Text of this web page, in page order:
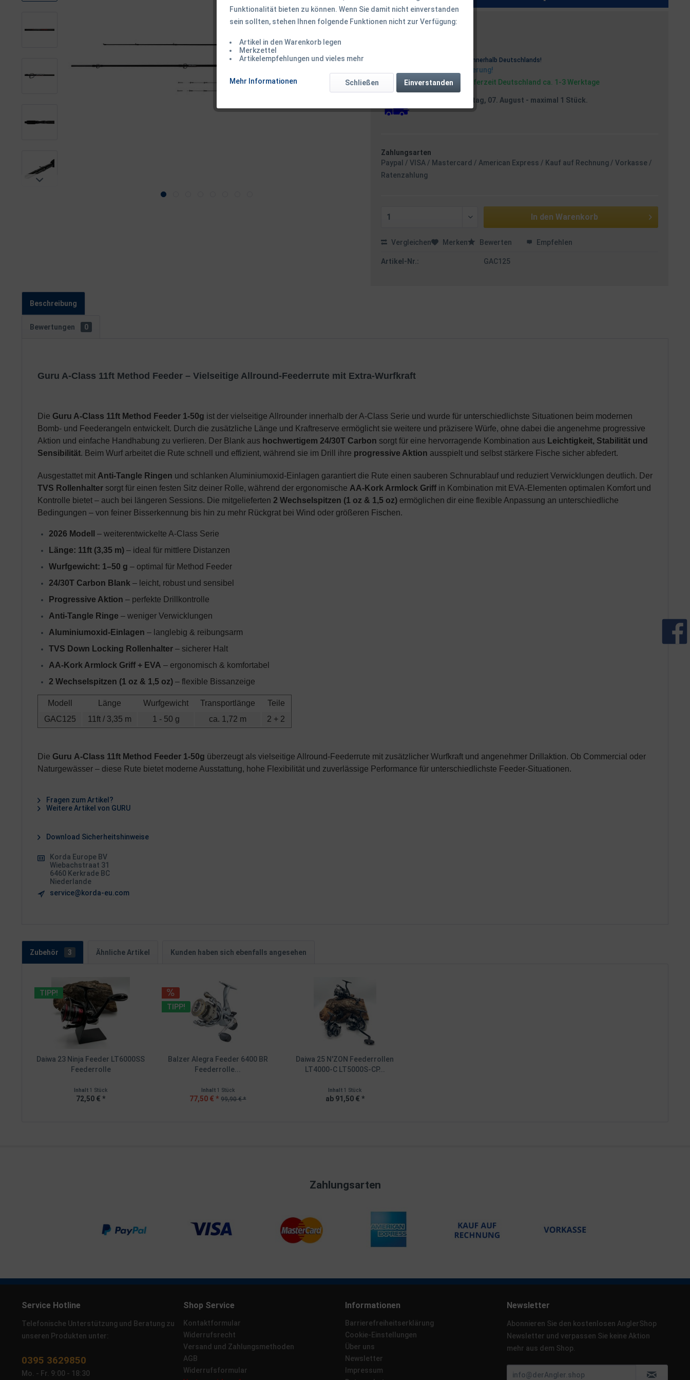
87,50 € *
innerhalb Deutschlands!
Versandkostenfreie Lieferung!
Sofort versandfertig, Lieferzeit Deutschland ca. 1-3 Werktage
Versand am Freitag, 07. August - maximal 1 Stück.
Zahlungsarten
Paypal / VISA / Mastercard / American Express / Kauf auf Rechnung / Vorkasse /
Ratenzahlung
In den Warenkorb
Vergleichen Merken Bewerten Empfehlen
Artikel-Nr.: GAC125
Beschreibung
Bewertungen 0
Guru A-Class 11ft Method Feeder – Vielseitige Allround-Feederrute mit Extra-Wurfkraft
Die Guru A-Class 11ft Method Feeder 1-50g ist der vielseitige Allrounder innerhalb der A-Class Serie und wurde für unterschiedlichste Situationen beim modernen
Bomb- und Feederangeln entwickelt. Durch die zusätzliche Länge und Kraftreserve ermöglicht sie weitere und präzisere Würfe, ohne dabei die angenehme progressive
Aktion und einfache Handhabung zu verlieren. Der Blank aus hochwertigem 24/30T Carbon sorgt für eine hervorragende Kombination aus Leichtigkeit, Stabilität und
Sensibilität. Beim Wurf arbeitet die Rute schnell und effizient, während sie im Drill ihre progressive Aktion ausspielt und selbst stärkere Fische sicher abfedert.
Ausgestattet mit Anti-Tangle Ringen und schlanken Aluminiumoxid-Einlagen garantiert die Rute einen sauberen Schnurablauf und reduziert Verwicklungen deutlich. Der
TVS Rollenhalter sorgt für einen festen Sitz deiner Rolle, während der ergonomische AA-Kork Armlock Griff in Kombination mit EVA-Elementen optimalen Komfort und
Kontrolle bietet – auch bei längeren Sessions. Die mitgelieferten 2 Wechselspitzen (1 oz & 1,5 oz) ermöglichen dir eine flexible Anpassung an unterschiedliche
Bedingungen – von feiner Bisserkennung bis hin zu mehr Rückgrat bei Wind oder größeren Fischen.
2026 Modell
– weiterentwickelte A-Class Serie
Länge: 11ft (3,35 m) – ideal für mittlere Distanzen
Wurfgewicht: 1–50 g – optimal für Method Feeder
24/30T Carbon Blank – leicht, robust und sensibel
Progressive Aktion – perfekte Drillkontrolle
Anti-Tangle Ringe – weniger Verwicklungen
Aluminiumoxid-Einlagen – langlebig & reibungsarm
TVS Down Locking Rollenhalter – sicherer Halt
AA-Kork Armlock Griff + EVA – ergonomisch & komfortabel
2 Wechselspitzen (1 oz & 1,5 oz) – flexible Bissanzeige
Modell Länge Wurfgewicht Transportlänge
Teile
GAC125
11ft / 3,35 m 1 - 50 g ca. 1,72 m 2 + 2
Die Guru A-Class 11ft Method Feeder 1-50g überzeugt als vielseitige Allround-Feederrute mit zusätzlicher Wurfkraft und angenehmer Drillaktion. Ob Commercial oder
Naturgewässer – diese Rute bietet moderne Ausstattung, hohe Flexibilität und zuverlässige Performance für unterschiedlichste Feeder-Situationen.
Fragen zum Artikel?
Weitere Artikel von GURU
Download Sicherheitshinweise
Korda Europe BV
Wiebachstraat 31
6460 Kerkrade BC
Niederlande
service@korda-eu.com
Zubehör 3 Ähnliche Artikel Kunden haben sich ebenfalls angesehen
TIPP!
Daiwa 23 Ninja Feeder LT6000SS
Feederrolle
Inhalt1 Stück
72,50 € *
TIPP!
Balzer Alegra Feeder 6400 BR
Feederrolle...
Inhalt 1 Stück
77,50 € * 99,90 € *
Daiwa 25 N'ZON Feederrollen
LT4000-C LT5000S-CP...
Inhalt1 Stück
ab 91,50 € *
Zahlungsarten
Service Hotline
Telefonische Unterstützung und Beratung zu
unseren Produkten unter:
0395 3629850
Mo. - Fr. 9:00 - 18:30
Shop Service
Kontaktformular
Widerrufsrecht
Versand und Zahlungsmethoden
AGB
Widerrufsformular
Informationen
Barrierefreiheitserklärung
Cookie-Einstellungen
Über uns
Newsletter
Impressum
Newsletter
Abonnieren Sie den kostenlosen AnglerShop
Newsletter und verpassen Sie keine Aktion
mehr aus dem Shop.
Funktionalität bieten zu können. Wenn Sie damit nicht einverstanden
sein sollten, stehen Ihnen folgende Funktionen nicht zur Verfügung:
Artikel in den Warenkorb legen
Merkzettel
Artikelempfehlungen und vieles mehr
Mehr Informationen Einverstanden
Schließen